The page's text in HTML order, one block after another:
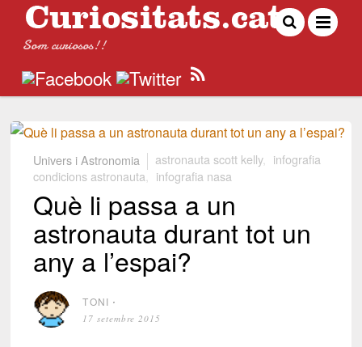
Som curiosos!!
Univers i Astronomia astronauta scott kelly,
infografia
condicions astronauta
infografia nasa
Què li passa a un
astronauta durant tot un
any a l’espai?
TONI ⋅
17 setembre 2015